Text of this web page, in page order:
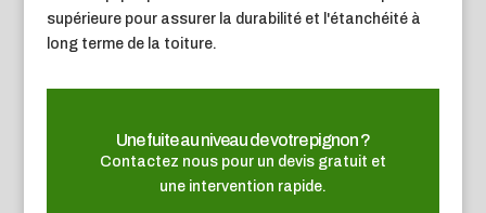
supérieure pour assurer la durabilité et l'étanchéité à
long terme de la toiture.
Une fuite au niveau de votre pignon ?
Contactez nous pour un devis gratuit et
une intervention rapide.